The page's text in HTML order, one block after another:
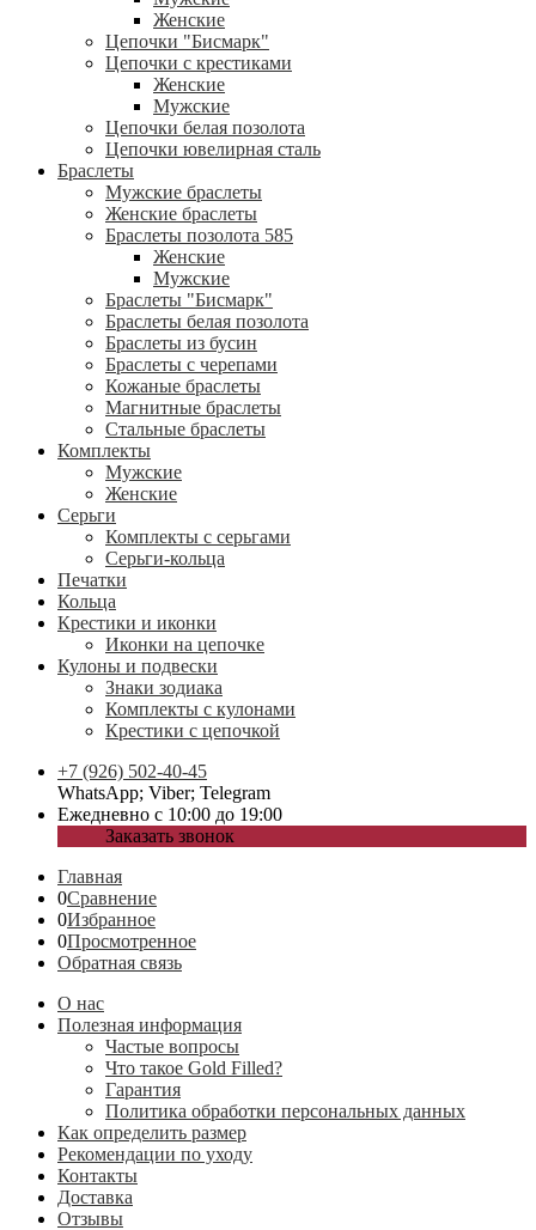
Женские
Цепочки "Бисмарк"
Цепочки с крестиками
Женские
Мужские
Цепочки белая позолота
Цепочки ювелирная сталь
Браслеты
Мужские браслеты
Женские браслеты
Браслеты позолота 585
Женские
Мужские
Браслеты "Бисмарк"
Браслеты белая позолота
Браслеты из бусин
Браслеты с черепами
Кожаные браслеты
Магнитные браслеты
Стальные браслеты
Комплекты
Мужские
Женские
Серьги
Комплекты с серьгами
Серьги-кольца
Печатки
Кольца
Крестики и иконки
Иконки на цепочке
Кулоны и подвески
Знаки зодиака
Комплекты с кулонами
Крестики с цепочкой
+7 (926) 502-40-45
WhatsApp; Viber; Telegram
Ежедневно с 10:00 до 19:00
Заказать звонок
Главная
0Сравнение
0Избранное
0Просмотренное
Обратная связь
О нас
Полезная информация
Частые вопросы
Что такое Gold Filled?
Гарантия
Политика обработки персональных данных
Как определить размер
Рекомендации по уходу
Контакты
Доставка
Отзывы